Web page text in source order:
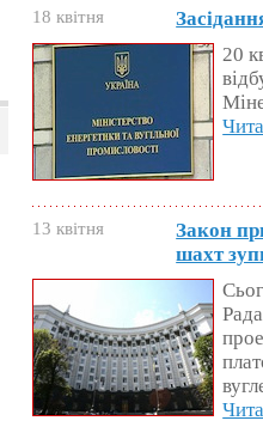
18 квітня
20
13 квітня
Закон
шахт